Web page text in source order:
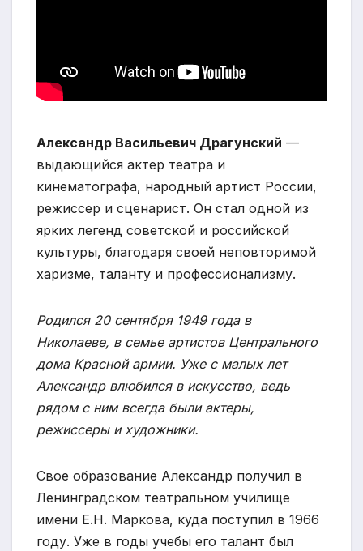
Александр Васильевич Драгунский —
выдающийся актер театра и
кинематографа, народный артист России,
режиссер и сценарист. Он стал одной из
ярких легенд советской и российской
культуры, благодаря своей неповторимой
харизме, таланту и профессионализму.
Родился 20 сентября 1949 года в
Николаеве, в семье артистов Центрального
дома Красной армии. Уже с малых лет
Александр влюбился в искусство, ведь
рядом с ним всегда были актеры,
режиссеры и художники.
Свое образование Александр получил в
Ленинградском театральном училище
имени Е.Н. Маркова, куда поступил в 1966
году. Уже в годы учебы его талант был